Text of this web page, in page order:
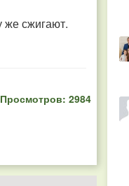
же сжигают.
Просмотров: 2984